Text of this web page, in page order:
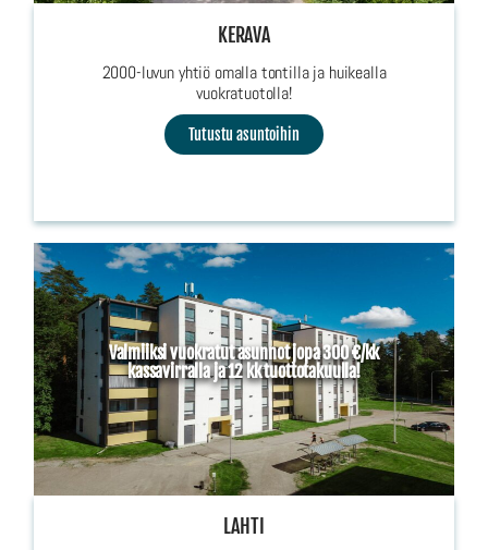
KERAVA
2000-luvun yhtiö omalla tontilla ja huikealla
vuokratuotolla!
Tutustu asuntoihin
Valmiiksi vuokratut asunnot jopa 300 €/kk
kassavirralla ja 12 kk tuottotakuulla!
LAHTI